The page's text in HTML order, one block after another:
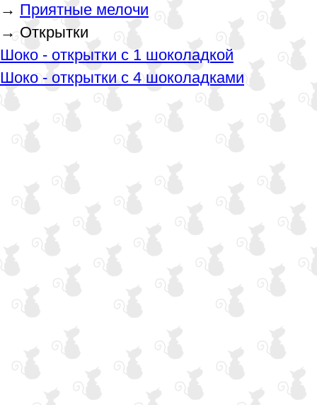
→ Приятные мелочи
→ Открытки
Шоко - открытки с 1 шоколадкой
Шоко - открытки с 4 шоколадками